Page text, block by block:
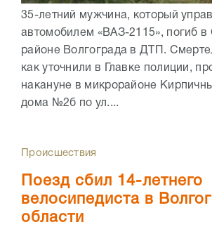
35-летний мужчина, который
автомобилем «ВАЗ-2115», погиб в
районе Волгограда в ДТП.
как уточнили в Главке полиции,
накануне в микрорайоне
дома №2б по ул....
Происшествия
Поезд сбил 14-летнего
велосипедиста в
области